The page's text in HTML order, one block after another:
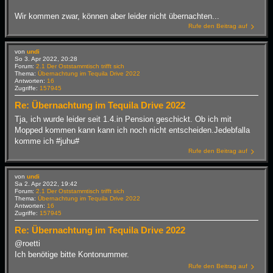
Wir kommen zwar, können aber leider nicht übernachten...
Rufe den Beitrag auf
von undi
So 3. Apr 2022, 20:28
Forum: 2.1 Der Oststammtisch trifft sich
Thema: Übernachtung im Tequila Drive 2022
Antworten: 16
Zugriffe: 157945
Re: Übernachtung im Tequila Drive 2022
Tja, ich wurde leider seit 1.4.in Pension geschickt. Ob ich mit
Mopped kommen kann kann ich noch nicht entscheiden.Jedebfalla
komme ich #juhu#
Rufe den Beitrag auf
von undi
Sa 2. Apr 2022, 19:42
Forum: 2.1 Der Oststammtisch trifft sich
Thema: Übernachtung im Tequila Drive 2022
Antworten: 16
Zugriffe: 157945
Re: Übernachtung im Tequila Drive 2022
@roetti
Ich benötige bitte Kontonummer.
Rufe den Beitrag auf